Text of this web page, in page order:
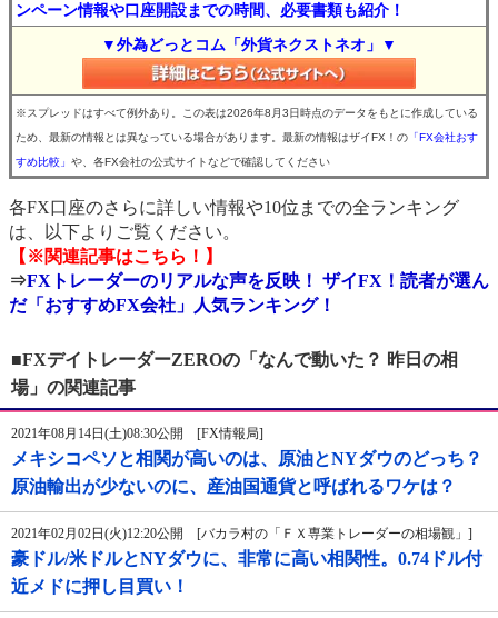
ンペーン情報や口座開設までの時間、必要書類も紹介！
▼外為どっとコム「外貨ネクストネオ」▼
※スプレッドはすべて例外あり。この表は2026年8月3日時点のデータをもとに作成している
ため、最新の情報とは異なっている場合があります。最新の情報はザイFX！の 「FX会社おす
すめ比較」 や、各FX会社の公式サイトなどで確認してください
各FX口座のさらに詳しい情報や10位までの全ランキング
は、以下よりご覧ください。
【※関連記事はこちら！】
⇒FXトレーダーのリアルな声を反映！ ザイFX！読者が選ん
だ「おすすめFX会社」人気ランキング！
■FXデイトレーダーZEROの「なんで動いた？ 昨日の相
場」の関連記事
2021年08月14日(土)08:30公開 [FX情報局]
メキシコペソと相関が高いのは、原油とNYダウのどっち？
原油輸出が少ないのに、産油国通貨と呼ばれるワケは？
2021年02月02日(火)12:20公開 [バカラ村の「ＦＸ専業トレーダーの相場観」]
豪ドル/米ドルとNYダウに、非常に高い相関性。0.74ドル付
近メドに押し目買い！